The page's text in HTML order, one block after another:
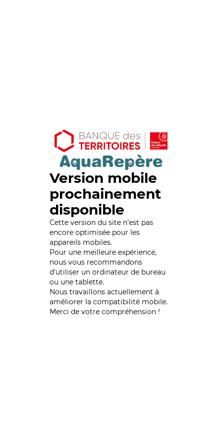
Version mobile
prochainement
disponible
Cette version du site n’est pas
encore optimisée pour les
appareils mobiles.
Pour une meilleure expérience,
nous vous recommandons
d'utiliser un ordinateur de bureau
ou une tablette.
Nous travaillons actuellement à
améliorer la compatibilité mobile.
Merci de votre compréhension !